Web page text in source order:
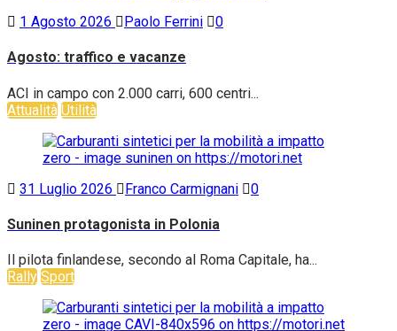
1 Agosto 2026 Paolo Ferrini 0
Agosto: traffico e vacanze
ACI in campo con 2.000 carri, 600 centri...
Attualità Utilità
31 Luglio 2026 Franco Carmignani 0
Suninen protagonista in Polonia
Il pilota finlandese, secondo al Roma Capitale, ha...
Rally Sport